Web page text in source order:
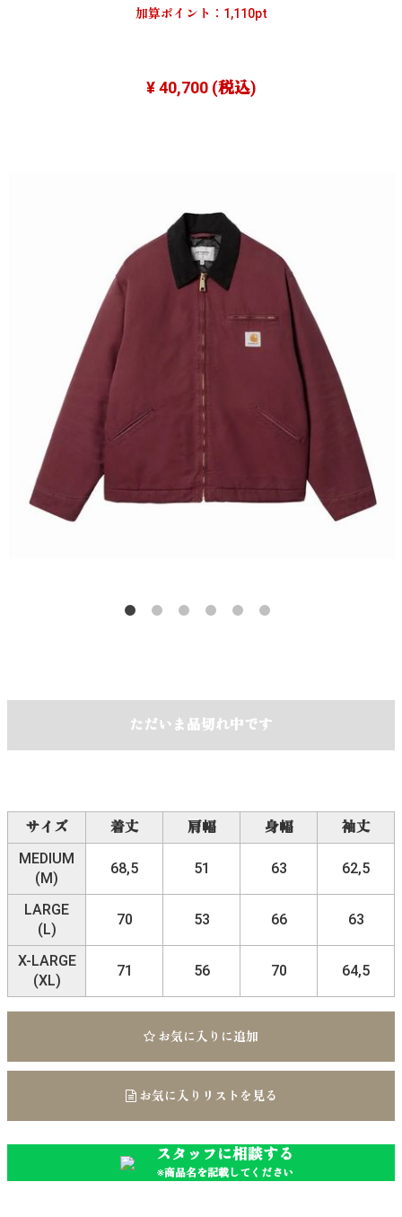
加算ポイント： 1,110pt
¥ 40,700(税込)
ただいま品切れ中です
サイズ 着丈 肩幅 身幅
袖丈
MEDIUM
(M)
68,5 51 63 62,5
LARGE
(L)
70 53 66 63
X-LARGE
(XL)
71 56 70 64,5
お気に入りに追加
お気に入りリストを見る
スタッフに相談する
※商品名を記載してください